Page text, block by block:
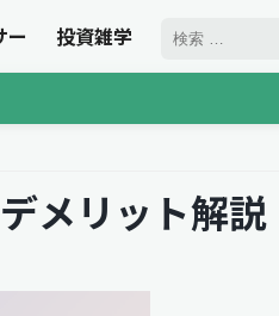
ー 投資雑学
メリット解説